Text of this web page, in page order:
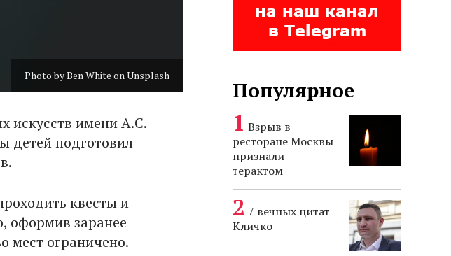
Photo by Ben White on Unsplash
искусств имени А.С.
подготовил
квесты и
оформив заранее
мест ограничено.
Популярное
Взрыв в
ресторане Москвы
признали
терактом
7 вечных цитат
Кличко